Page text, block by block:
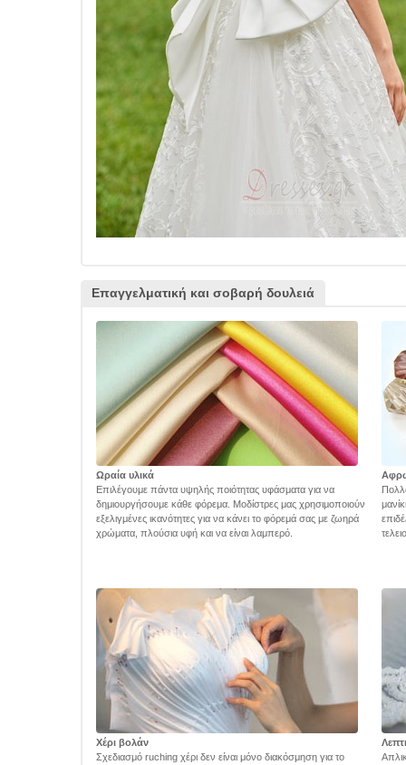
Επαγγελματική και σοβαρή δουλειά
Ωραία υλικά
Επιλέγουμε πάντα υψηλής ποιότητας υφάσματα για να
δημιουργήσουμε κάθε φόρεμα. Μοδίστρες μας χρησιμοποιούν
εξελιγμένες ικανότητες για να κάνει το φόρεμά σας με ζωηρά
χρώματα, πλούσια υφή και να είναι λαμπερό.
Χέρι βολάν
Σχεδιασμό ruching χέρι δεν είναι μόνο διακόσμηση για το